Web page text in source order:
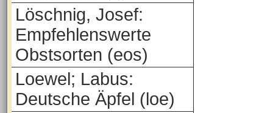
Löschnig, Josef:
Empfehlenswerte
Obstsorten (eos)
Loewel; Labus:
Deutsche Äpfel (loe)